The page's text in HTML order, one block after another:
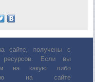
сайте, получены с
ресурсов. Если вы
на какую либо
на сайте